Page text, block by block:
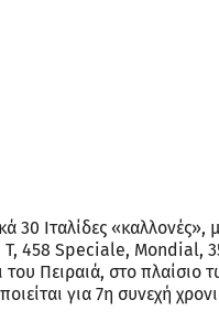
30 Ιταλίδες
458 Speciale, Mondial,
του Πειραιά, στο
για 7η συνεχή